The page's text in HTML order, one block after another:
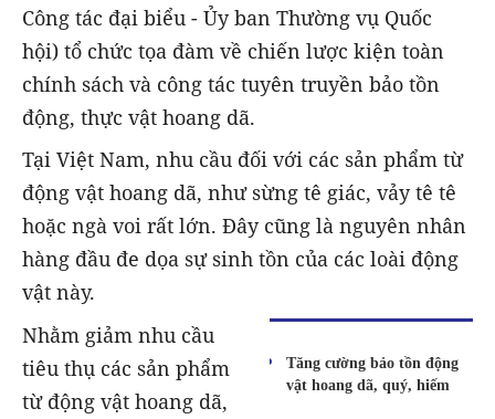
Công tác đại biểu - Ủy ban Thường vụ Quốc
hội) tổ chức tọa đàm về chiến lược kiện toàn
chính sách và công tác tuyên truyền bảo tồn
động, thực vật hoang dã.
Tại Việt Nam, nhu cầu đối với các sản phẩm từ
động vật hoang dã, như sừng tê giác, vảy tê tê
hoặc ngà voi rất lớn. Đây cũng là nguyên nhân
hàng đầu đe dọa sự sinh tồn của các loài động
vật này.
Tăng cường bảo tồn động
vật hoang dã, quý, hiếm
Nhằm giảm nhu cầu
tiêu thụ các sản phẩm
từ động vật hoang dã,